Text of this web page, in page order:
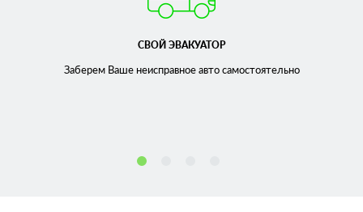
СВОЙ ЭВАКУАТОР
Заберем Ваше неисправноеавто самостоятельно